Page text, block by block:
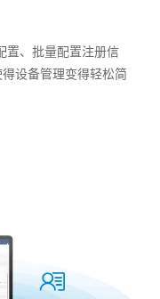
置、批量配置注册信
设备管理变得轻松简